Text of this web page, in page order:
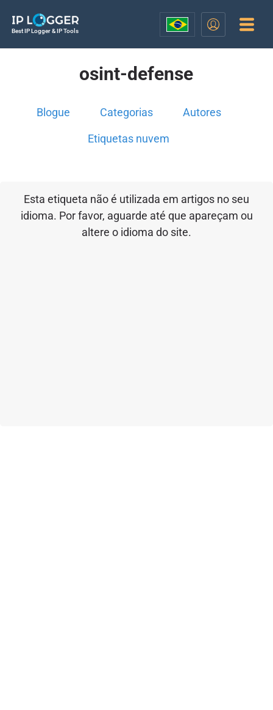
Best IP Logger & IP Tools
osint-defense
Blogue Categorias Autores
Etiquetas nuvem